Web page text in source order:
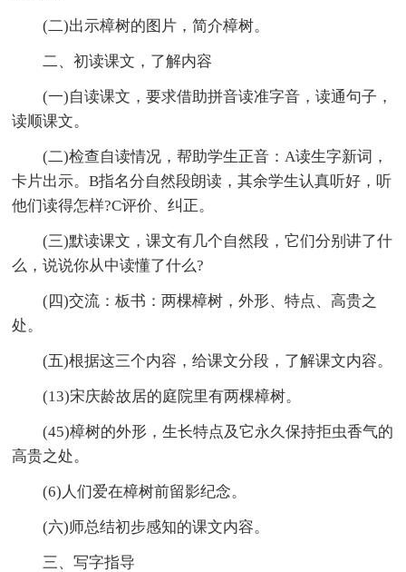
(二)出示樟树的图片，简介樟树。
二、初读课文，了解内容
(一)自读课文，要求借助拼音读准字音，读通句子，
读顺课文。
(二)检查自读情况，帮助学生正音：A读生字新词，
卡片出示。B指名分自然段朗读，其余学生认真听好，听
他们读得怎样?C评价、纠正。
(三)默读课文，课文有几个自然段，它们分别讲了什
么，说说你从中读懂了什么?
(四)交流：板书：两棵樟树，外形、特点、高贵之
处。
(五)根据这三个内容，给课文分段，了解课文内容。
(13)宋庆龄故居的庭院里有两棵樟树。
(45)樟树的外形，生长特点及它永久保持拒虫香气的
高贵之处。
(6)人们爱在樟树前留影纪念。
(六)师总结初步感知的课文内容。
三、写字指导